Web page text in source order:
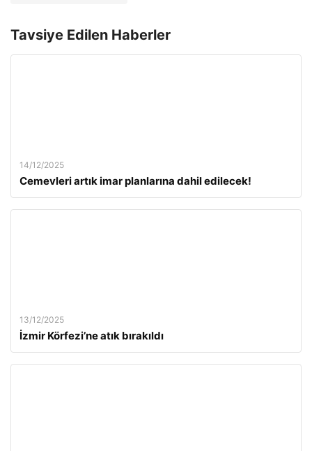
Tavsiye Edilen Haberler
14/12/2025
Cemevleri artık imar planlarına dahil edilecek!
13/12/2025
İzmir Körfezi’ne atık bırakıldı